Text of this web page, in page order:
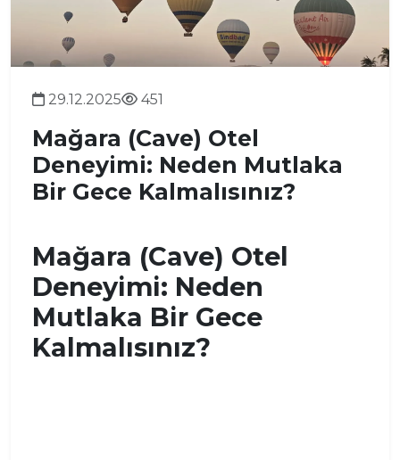
29.12.2025 451
Mağara (Cave) Otel
Deneyimi: Neden Mutlaka
Bir Gece Kalmalısınız?
Mağara (Cave) Otel
Deneyimi: Neden
Mutlaka Bir Gece
Kalmalısınız?